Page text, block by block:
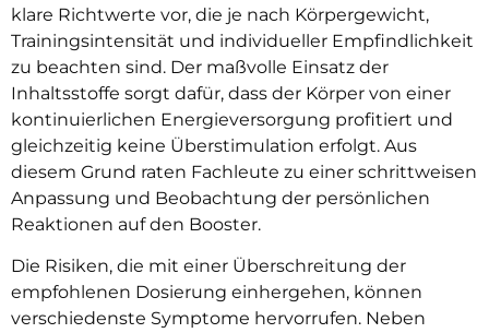
klare Richtwerte vor, die je nach Körpergewicht,
Trainingsintensität und individueller Empfindlichkeit
zu beachten sind. Der maßvolle Einsatz der
Inhaltsstoffe sorgt dafür, dass der Körper von einer
kontinuierlichen Energieversorgung profitiert und
gleichzeitig keine Überstimulation erfolgt. Aus
diesem Grund raten Fachleute zu einer schrittweisen
Anpassung und Beobachtung der persönlichen
Reaktionen auf den Booster.
Die Risiken, die mit einer Überschreitung der
empfohlenen Dosierung einhergehen, können
verschiedenste Symptome hervorrufen. Neben